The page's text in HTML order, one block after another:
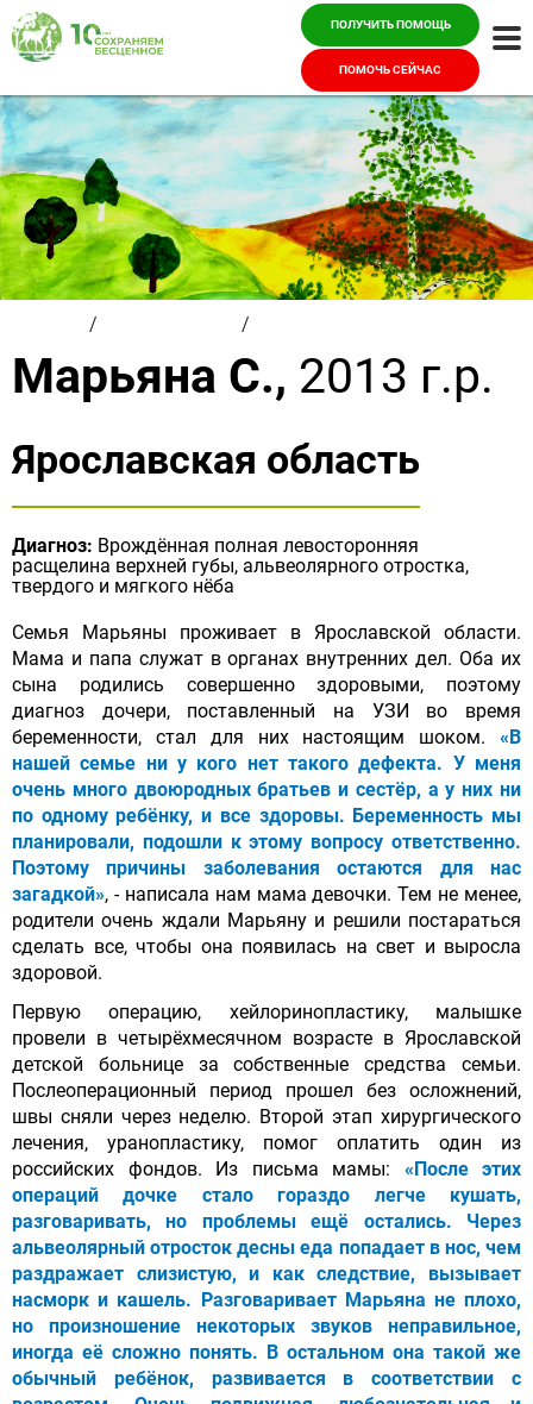
ПОЛУЧИТЬ ПОМОЩЬ
ПОМОЧЬ СЕЙЧАС
/ /
Марьяна С., 2013 г.р.
Ярославская область
Диагноз: Врождённая полная левосторонняя
расщелина верхней губы, альвеолярного отростка,
твердого и мягкого нёба
Семья Марьяны проживает в Ярославской области.
Мама и папа служат в органах внутренних дел. Оба их
сына родились совершенно здоровыми, поэтому
диагноз дочери, поставленный на УЗИ во время
беременности, стал для них настоящим шоком. «В
нашей семье ни у кого нет такого дефекта. У меня
очень много двоюродных братьев и сестёр, а у них ни
по одному ребёнку, и все здоровы. Беременность мы
планировали, подошли к этому вопросу ответственно.
Поэтому причины заболевания остаются для нас
загадкой», - написала нам мама девочки. Тем не менее,
родители очень ждали Марьяну и решили постараться
сделать все, чтобы она появилась на свет и выросла
здоровой.
Первую операцию, хейлоринопластику, малышке
провели в четырёхмесячном возрасте в Ярославской
детской больнице за собственные средства семьи.
Послеоперационный период прошел без осложнений,
швы сняли через неделю. Второй этап хирургического
лечения, уранопластику, помог оплатить один из
российских фондов. Из письма мамы: «После этих
операций дочке стало гораздо легче кушать,
разговаривать, но проблемы ещё остались. Через
альвеолярный отросток десны еда попадает в нос, чем
раздражает слизистую, и как следствие, вызывает
насморк и кашель. Разговаривает Марьяна не плохо,
но произношение некоторых звуков неправильное,
иногда её сложно понять. В остальном она такой же
обычный ребёнок, развивается в соответствии с